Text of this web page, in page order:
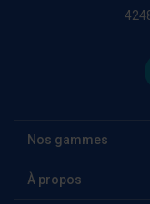
Nos gammes
À propos